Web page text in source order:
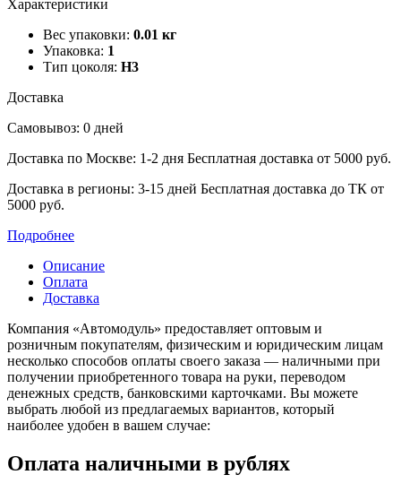
Характеристики
Вес упаковки: 0.01 кг
Упаковка: 1
Тип цоколя: H3
Доставка
Самовывоз: 0 дней
Доставка по Москве: 1-2 дня Бесплатная доставка от 5000 руб.
Доставка в регионы: 3-15 дней Бесплатная доставка до ТК от
5000 руб.
Подробнее
Описание
Оплата
Доставка
Компания «Автомодуль» предоставляет оптовым и
розничным покупателям, физическим и юридическим лицам
несколько способов оплаты своего заказа — наличными при
получении приобретенного товара на руки, переводом
денежных средств, банковскими карточками. Вы можете
выбрать любой из предлагаемых вариантов, который
наиболее удобен в вашем случае:
Оплата наличными в рублях